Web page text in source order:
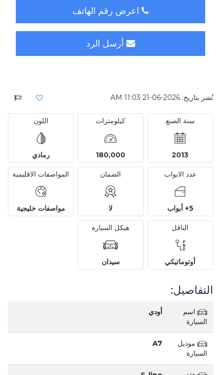
اعرض رقم الهاتف
أرسل الرد
نُشر بتاريخ: 2026-06-21 11:03 AM
سنة الصنع
2013
كيلومترات
180,000
اللون
رمادي
عدد الابواب
5+ أبواب
الضمان
لا
المواصفات الاقليمية
مواصفات خليجية
الناقل
أوتوماتيكي
هيكل السيارة
سيدان
التفاصيل:
اسم
السيارة
أودي
موديل
السيارة
A7